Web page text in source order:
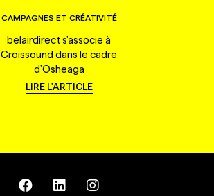
CAMPAGNES ET CRÉATIVITÉ
belairdirect s'associe à
Croissound dans le cadre
d'Osheaga
LIRE L'ARTICLE